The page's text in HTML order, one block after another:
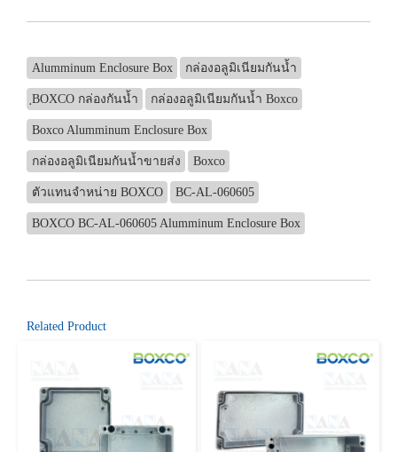
Alumminum Enclosure Box กล่องอลูมิเนียมกันน้ำ
ฺBOXCO กล่องกันน้ำ กล่องอลูมิเนียมกันน้ำ Boxco
Boxco Alumminum Enclosure Box
กล่องอลูมิเนียมกันน้ำขายส่ง Boxco
ตัวแทนจำหน่าย BOXCO BC-AL-060605
BOXCO BC-AL-060605 Alumminum Enclosure Box
Related Product